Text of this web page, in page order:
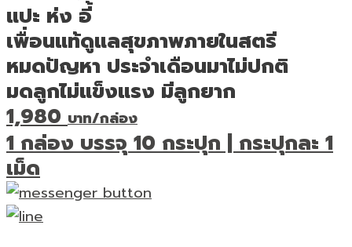
แปะ ห่ง อี้
เพื่อนแท้ดูแลสุขภาพภายในสตรี
หมดปัญหา ประจำเดือนมาไม่ปกติ
มดลูกไม่แข็งแรง มีลูกยาก
1,980บาท/กล่อง
1 กล่อง บรรจุ 10 กระปุก | กระปุกละ 1
เม็ด